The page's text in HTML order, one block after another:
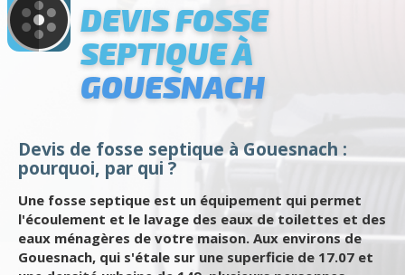
DEVIS FOSSE
SEPTIQUE À
GOUESNACH
Devis de fosse septique à Gouesnach :
pourquoi, par qui ?
Une fosse septique est un équipement qui permet
l'écoulement et le lavage des eaux de toilettes et des
eaux ménagères de votre maison. Aux environs de
Gouesnach, qui s'étale sur une superficie de 17.07 et